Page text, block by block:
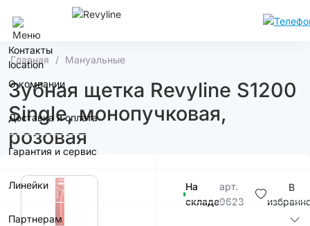
Контакты
О компании
Доставка и оплата
Гарантия и сервис
Линейки
Партнерам
Главная Мануальные
Зубная щетка Revyline S1200
Single, монопучковая,
розовая
На
складе
арт.
9623
В